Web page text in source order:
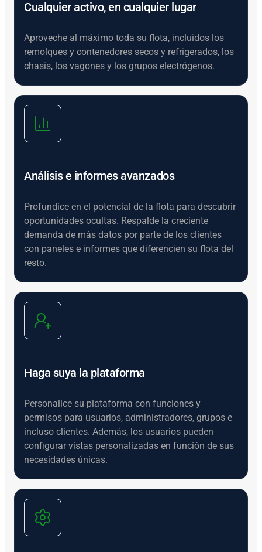
Cualquier activo, en cualquier lugar
Aproveche al máximo toda su flota, incluidos los
remolques y contenedores secos y refrigerados, los
chasis, los vagones y los grupos electrógenos.
Análisis e informes avanzados
Profundice en el potencial de la flota para descubrir
oportunidades ocultas. Respalde la creciente
demanda de más datos por parte de los clientes
con paneles e informes que diferencien su flota del
resto.
Haga suya la plataforma
Personalice su plataforma con funciones y
permisos para usuarios, administradores, grupos e
incluso clientes. Además, los usuarios pueden
configurar vistas personalizadas en función de sus
necesidades únicas.